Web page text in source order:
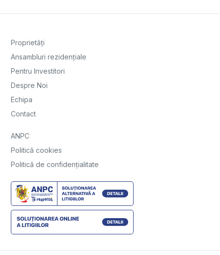
Proprietăți
Ansambluri rezidențiale
Pentru Investitori
Despre Noi
Echipa
Contact
ANPC
Politică cookies
Politică de confidențialitate